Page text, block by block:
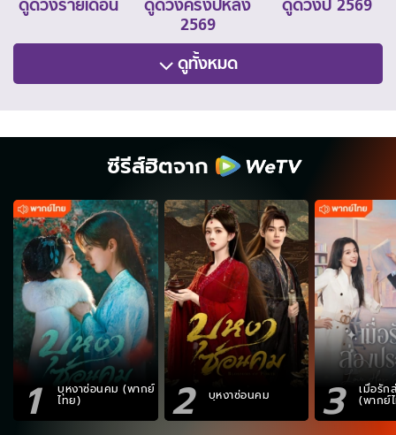
ดูดวงรายเดือน
ดูดวงครึ่งปีหลัง
2569
ดูดวงปี 2569
ดูทั้งหมด
ซีรีส์ฮิตจาก
1 บุหงาซ่อนคม (พากย์
ไทย) 2 บุหงาซ่อนคม 3 เมื่อรัก
(พากย์